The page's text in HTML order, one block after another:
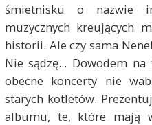
śmietnisku o nazwie
muzycznych kreujących
historii. Ale czy sama
Nie sądzę... Dowodem
obecne koncerty nie
starych kotletów.
albumu, te, które mają